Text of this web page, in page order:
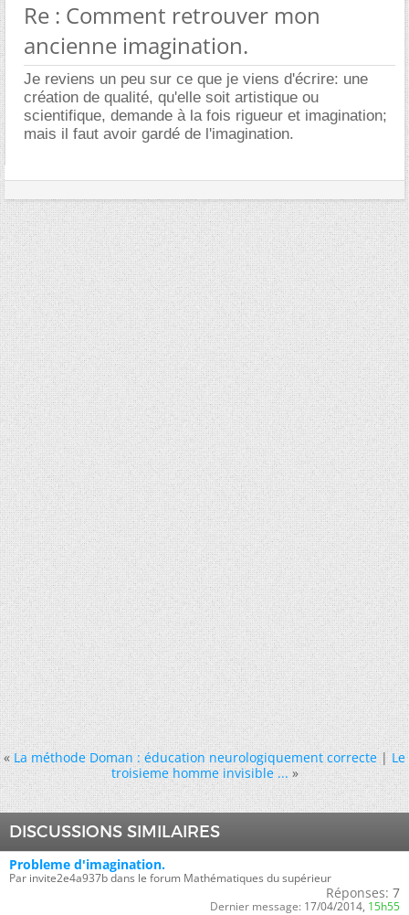
Re : Comment retrouver mon
ancienne imagination.
Je reviens un peu sur ce que je viens d'écrire: une
création de qualité, qu'elle soit artistique ou
scientifique, demande à la fois rigueur et imagination;
mais il faut avoir gardé de l'imagination.
« La méthode Doman : éducation neurologiquement correcte|Le
troisieme homme invisible ... »
DISCUSSIONS SIMILAIRES
Probleme d'imagination.
Par invite2e4a937b dans le forum Mathématiques du supérieur
Réponses: 7
Dernier message: 17/04/2014, 15h55